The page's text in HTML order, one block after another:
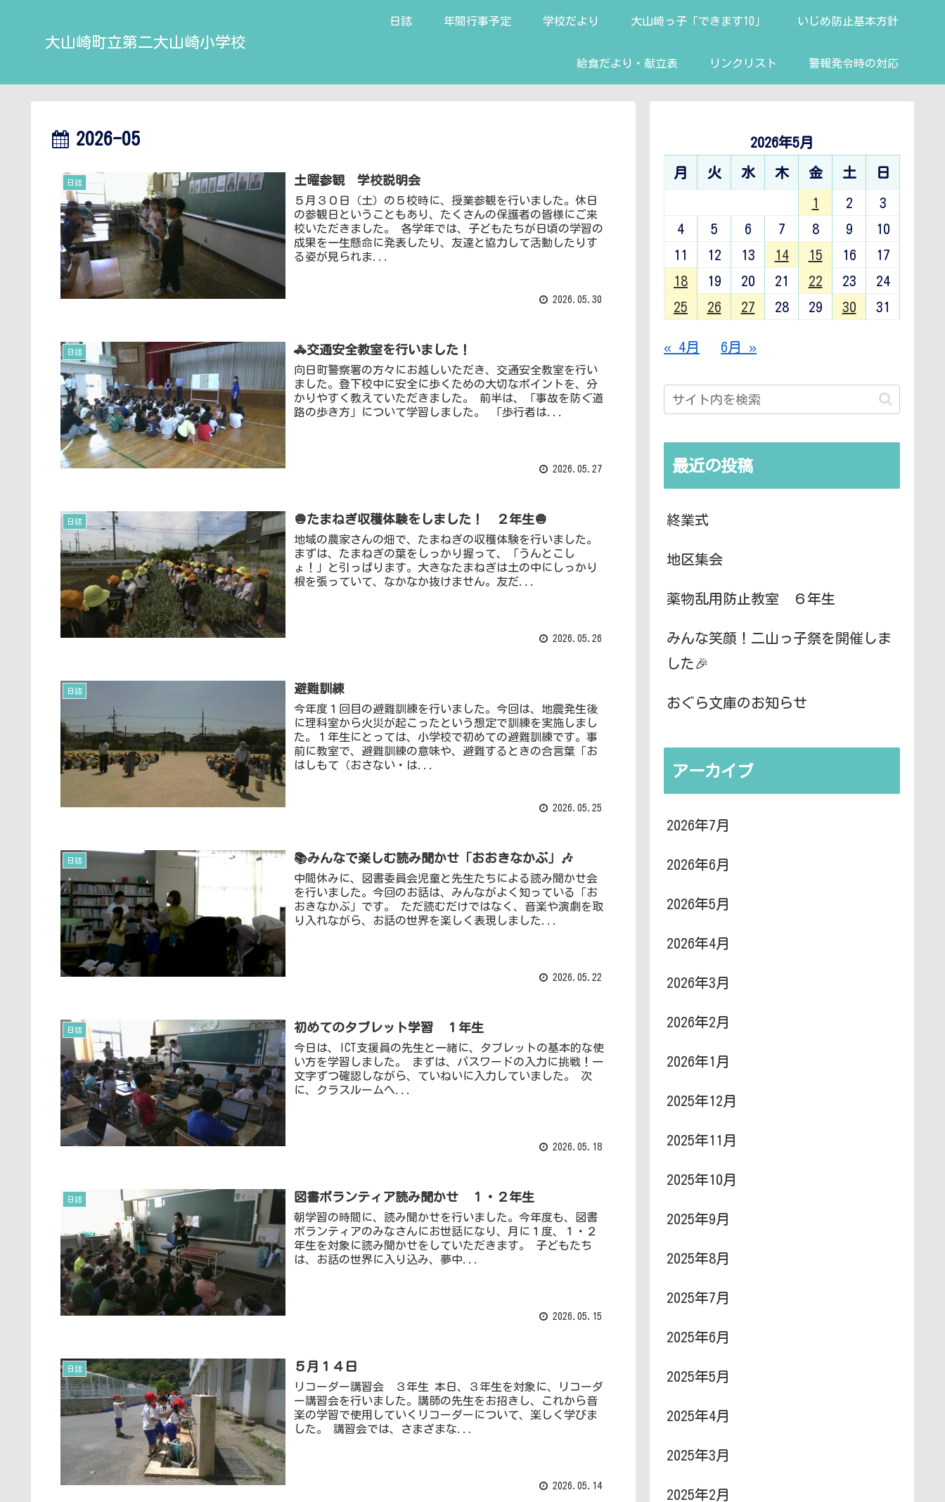
大山崎町立第二大山崎小学校
日誌 年間行事予定 学校だより 大山崎っ子「できます10」 いじめ防止基本方針
給食だより・献立表 リンクリスト 警報発令時の対応
2026-05
日誌 土曜参観 学校説明会
５月３０日（土）の５校時に、授業参観を行いました。休日
の参観日ということもあり、たくさんの保護者の皆様にご来
校いただきました。 各学年では、子どもたちが日頃の学習の
成果を一生懸命に発表したり、友達と協力して活動したりす
る姿が見られま...
2026.05.30
日誌 🚓交通安全教室を行いました！
向日町警察署の方々にお越しいただき、交通安全教室を行い
ました。登下校中に安全に歩くための大切なポイントを、分
かりやすく教えていただきました。 前半は、「事故を防ぐ道
路の歩き方」について学習しました。 「歩行者は...
2026.05.27
日誌 🧅たまねぎ収穫体験をしました！ ２年生🧅
地域の農家さんの畑で、たまねぎの収穫体験を行いました。
まずは、たまねぎの葉をしっかり握って、「うんとこし
ょ！」と引っぱります。大きなたまねぎは土の中にしっかり
根を張っていて、なかなか抜けません。友だ...
2026.05.26
日誌 避難訓練
今年度１回目の避難訓練を行いました。今回は、地震発生後
に理科室から火災が起こったという想定で訓練を実施しまし
た。１年生にとっては、小学校で初めての避難訓練です。事
前に教室で、避難訓練の意味や、避難するときの合言葉「お
はしもて（おさない・は...
2026.05.25
日誌 📚みんなで楽しむ読み聞かせ「おおきなかぶ」🎶
中間休みに、図書委員会児童と先生たちによる読み聞かせ会
を行いました。今回のお話は、みんながよく知っている「お
おきなかぶ」です。 ただ読むだけではなく、音楽や演劇を取
り入れながら、お話の世界を楽しく表現しました...
2026.05.22
日誌 初めてのタブレット学習 １年生
今日は、ICT支援員の先生と一緒に、タブレットの基本的な使
い方を学習しました。 まずは、パスワードの入力に挑戦！一
文字ずつ確認しながら、ていねいに入力していました。 次
に、クラスルームへ...
2026.05.18
日誌 図書ボランティア読み聞かせ １・２年生
朝学習の時間に、読み聞かせを行いました。今年度も、図書
ボランティアのみなさんにお世話になり、月に１度、１・２
年生を対象に読み聞かせをしていただきます。 子どもたち
は、お話の世界に入り込み、夢中...
2026.05.15
日誌 ５月１４日
リコーダー講習会 ３年生 本日、３年生を対象に、リコーダ
ー講習会を行いました。講師の先生をお招きし、これから音
楽の学習で使用していくリコーダーについて、楽しく学びま
した。 講習会では、さまざまな...
2026.05.14
2026年5月
月 火 水 木 金 土 日
1 2
3
4
5 6 7 8 9
10
11
12 13 14 15 16
17
18
19 20 21 22 23
24
25
26 27 28 29 30 31
« 4月 6月 »
最近の投稿
終業式
地区集会
薬物乱用防止教室 ６年生
みんな笑顔！二山っ子祭を開催しま
した🎉
おぐら文庫のお知らせ
アーカイブ
2026年7月
2026年6月
2026年5月
2026年4月
2026年3月
2026年2月
2026年1月
2025年12月
2025年11月
2025年10月
2025年9月
2025年8月
2025年7月
2025年6月
2025年5月
2025年4月
2025年3月
2025年2月